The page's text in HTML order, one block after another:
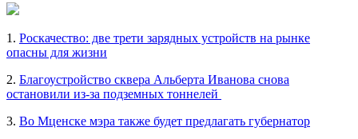
1. Роскачество: две трети зарядных устройств на рынке
опасны для жизни
2. Благоустройство сквера Альберта Иванова снова
остановили из-за подземных тоннелей
3. Во Мценске мэра также будет предлагать губернатор